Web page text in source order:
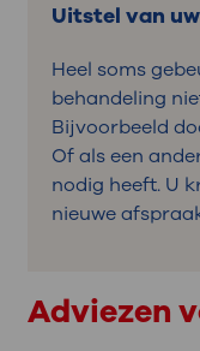
Uitstel van
Heel soms
behandeling
Bijvoorbeeld
Of als een
nodig heeft. U
nieuwe
Adviezen